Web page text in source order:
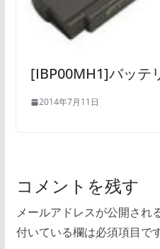
[IBP00MH1]バッテ
2014年7月11日
コメントを残す
メールアドレスが公開され
付いている欄は必須項目で